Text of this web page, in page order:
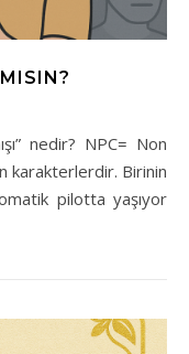
nedir? NPC= Non
karakterlerdir. Birinin
pilotta yaşıyor